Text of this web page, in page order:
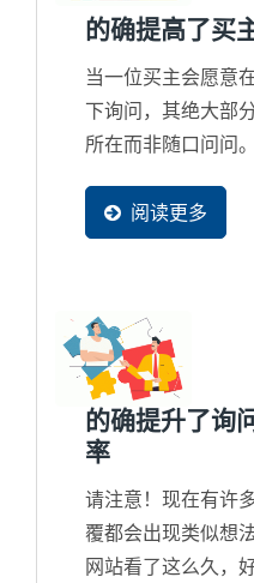
的确提高了买
当一位买主会愿意
下询问，其绝大部
所在而非随口问问
生的，透过一个买
析出这一位买主背
制化解决方案？或
阅读更多
的确提升了询
率
请注意！现在有许
覆都会出现类似想
网站看了这么久，